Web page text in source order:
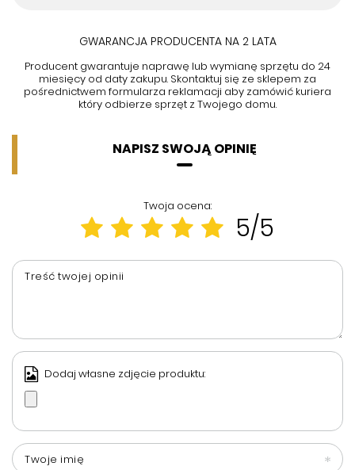
GWARANCJA PRODUCENTA NA 2 LATA
Producent gwarantuje naprawę lub wymianę sprzętu do 24
miesięcy od daty zakupu. Skontaktuj się ze sklepem za
pośrednictwem formularza reklamacji aby zamówić kuriera
który odbierze sprzęt z Twojego domu.
NAPISZ SWOJĄ OPINIĘ
Twoja ocena:
5/5
Treść twojej opinii
Dodaj własne zdjęcie produktu:
Twoje imię